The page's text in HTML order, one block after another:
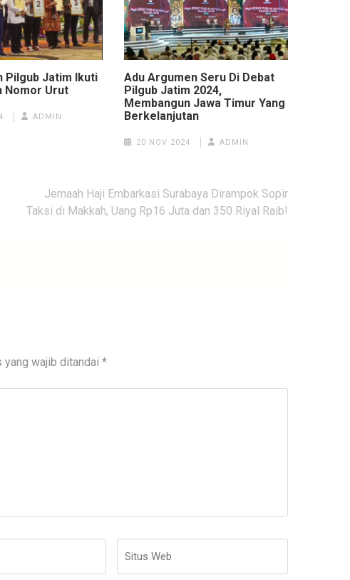
Pilgub Jatim Ikuti
Nomor Urut
ADMIN
Adu Argumen Seru Di Debat
Pilgub Jatim 2024,
Membangun Jawa Timur Yang
Berkelanjutan
20 NOV 2024 ADMIN
Jemaah Haji Embarkasi Surabaya Dirampok Sopir
Taksi di Makkah, Uang Rp16 Juta dan 350 Riyal Raib!
yang wajib ditandai *
Web